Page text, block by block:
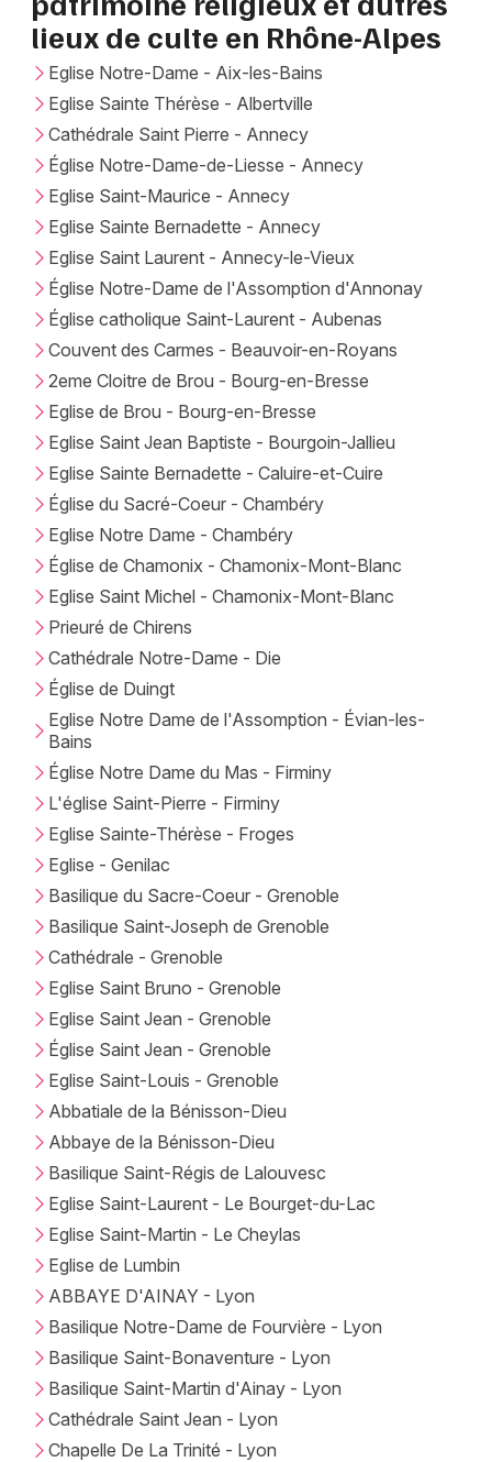
Artistes en tournée
Actus en Rhône-Alpes
Magazine en Rhône-Alpes
Choisir mes départements
Je m'abonne
lieux de culte en Rhône-Alpes
Eglise Notre-Dame - Aix-les-Bains
Eglise Sainte Thérèse - Albertville
Cathédrale Saint Pierre - Annecy
Église Notre-Dame-de-Liesse - Annecy
Eglise Saint-Maurice - Annecy
Eglise Sainte Bernadette - Annecy
Eglise Saint Laurent - Annecy-le-Vieux
Église Notre-Dame de l'Assomption d'Annonay
Église catholique Saint-Laurent - Aubenas
Couvent des Carmes - Beauvoir-en-Royans
2eme Cloitre de Brou - Bourg-en-Bresse
Eglise de Brou - Bourg-en-Bresse
Eglise Saint Jean Baptiste - Bourgoin-Jallieu
Eglise Sainte Bernadette - Caluire-et-Cuire
Église du Sacré-Coeur - Chambéry
Eglise Notre Dame - Chambéry
Église de Chamonix - Chamonix-Mont-Blanc
Eglise Saint Michel - Chamonix-Mont-Blanc
Prieuré de Chirens
Cathédrale Notre-Dame - Die
Église de Duingt
Eglise Notre Dame de l'Assomption - Évian-les-
Bains
Église Notre Dame du Mas - Firminy
L'église Saint-Pierre - Firminy
Eglise Sainte-Thérèse - Froges
Eglise - Genilac
Basilique du Sacre-Coeur - Grenoble
Basilique Saint-Joseph de Grenoble
Cathédrale - Grenoble
Eglise Saint Bruno - Grenoble
Eglise Saint Jean - Grenoble
Église Saint Jean - Grenoble
Eglise Saint-Louis - Grenoble
Abbatiale de la Bénisson-Dieu
Abbaye de la Bénisson-Dieu
Basilique Saint-Régis de Lalouvesc
Eglise Saint-Laurent - Le Bourget-du-Lac
Eglise Saint-Martin - Le Cheylas
Eglise de Lumbin
ABBAYE D'AINAY - Lyon
Basilique Notre-Dame de Fourvière - Lyon
Basilique Saint-Bonaventure - Lyon
Basilique Saint-Martin d'Ainay - Lyon
Cathédrale Saint Jean - Lyon
Chapelle De La Trinité - Lyon